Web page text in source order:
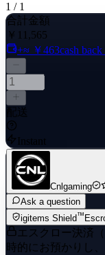
1 / 1
合計金額
￥11,565
+≈ ￥463cash
配送
Instant
Cnlgaming
Ask a question
igitems Shield™
エスクロー決済
時的にお預かりし